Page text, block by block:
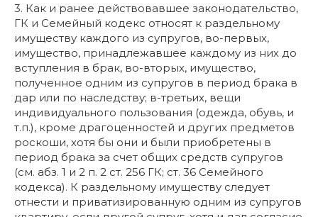
3. Как и ранее действовавшее законодательство,
ГК и Семейный кодекс относят к раздельному
имуществу каждого из супругов, во-первых,
имущество, принадлежавшее каждому из них до
вступления в брак, во-вторых, имущество,
полученное одним из супругов в период брака в
дар или по наследству; в-третьих, вещи
индивидуального пользования (одежда, обувь, и
т.п.), кроме драгоценностей и других предметов
роскоши, хотя бы они и были приобретены в
период брака за счет общих средств супругов
(см. абз. 1 и 2 п. 2 ст. 256 ГК; ст. 36 Семейного
кодекса). К раздельному имуществу следует
отнести и приватизированную одним из супругов